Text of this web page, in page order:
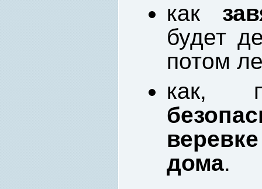
как
будет
потом
как,
дома.